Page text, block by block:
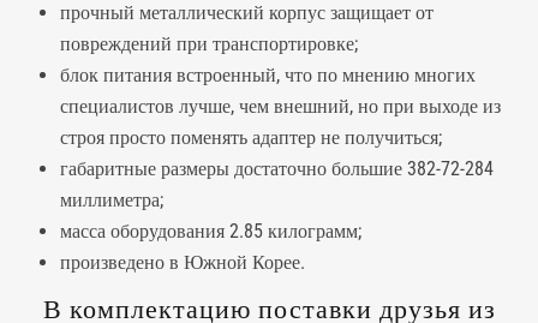
прочный металлический корпус защищает от
повреждений при транспортировке;
блок питания встроенный, что по мнению многих
специалистов лучше, чем внешний, но при выходе из
строя просто поменять адаптер не получиться;
габаритные размеры достаточно большие 382-72-284
миллиметра;
масса оборудования 2.85 килограмм;
произведено в Южной Корее.
В комплектацию поставки друзья из